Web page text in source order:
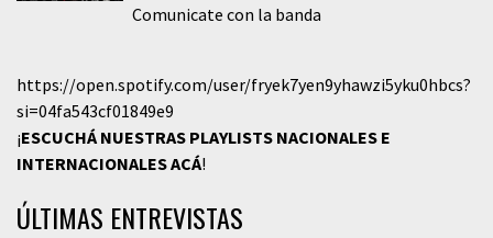
Comunicate con la banda
https://open.spotify.com/user/fryek7yen9yhawzi5yku0hbcs?
si=04fa543cf01849e9
¡ESCUCHÁ NUESTRAS PLAYLISTS NACIONALES E
INTERNACIONALESACÁ!
ÚLTIMAS ENTREVISTAS